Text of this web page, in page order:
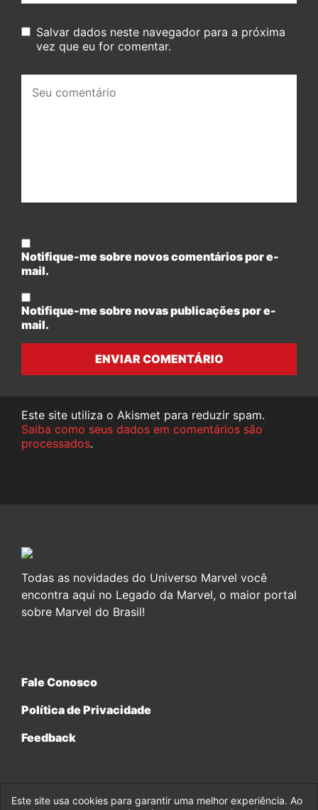
Salvar dados neste navegador para a próxima
vez que eu for comentar.
comentário:
Notifique-me sobre novos comentários por e-
mail.
Notifique-me sobre novas publicações por e-
mail.
ENVIAR COMENTÁRIO
Este site utiliza o Akismet para reduzir spam.
Saiba como seus dados em comentários são
processados.
Todas as novidades do Universo Marvel você
encontra aqui no Legado da Marvel, o maior portal
sobre Marvel do Brasil!
Fale Conosco
Política de Privacidade
Feedback
Este site usa cookies para garantir uma melhor experiência. Ao